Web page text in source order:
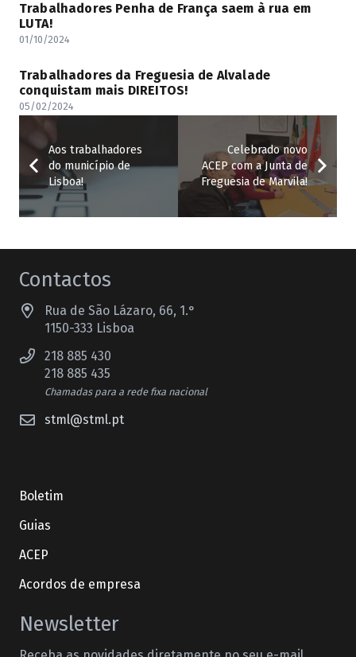
Trabalhadores Penha de França saem à rua em
LUTA!
01/10/2024
Trabalhadores da Freguesia de Alvalade
conquistam mais DIREITOS!
05/02/2024
Aos trabalhadores
do município de
Lisboa!
Celebrado novo
ACEP com a Junta de
Freguesia de Marvila!
Contactos
Rua de São Lázaro, 66, 1.°
1150-333 Lisboa
218 885 430
218 885 435
Chamadas para a rede fixa nacional
stml@stml.pt
Boletim
Guias
ACEP
Acordos de empresa
Newsletter